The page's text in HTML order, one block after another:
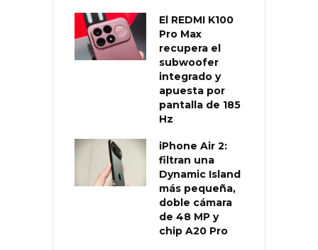
El REDMI K100
Pro Max
recupera el
subwoofer
integrado y
apuesta por
pantalla de 185
Hz
iPhone Air 2:
filtran una
Dynamic Island
más pequeña,
doble cámara
de 48 MP y
chip A20 Pro